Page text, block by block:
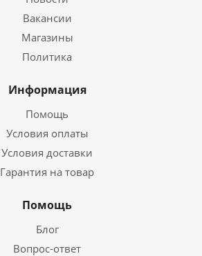
Вакансии
Магазины
Политика
Информация
Помощь
Условия оплаты
Условия доставки
Гарантия на товар
Помощь
Блог
Вопрос-ответ